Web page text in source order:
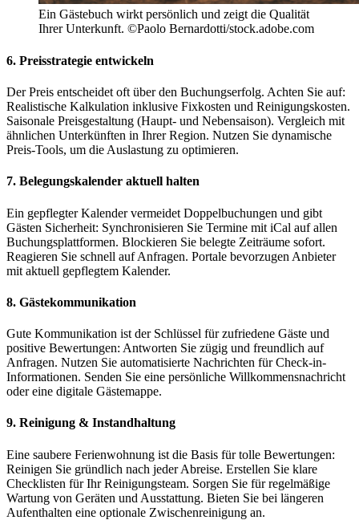
Ein Gästebuch wirkt persönlich und zeigt die Qualität
Ihrer Unterkunft. ©Paolo Bernardotti/stock.adobe.com
6. Preisstrategie entwickeln
Der Preis entscheidet oft über den Buchungserfolg. Achten Sie auf:
Realistische Kalkulation inklusive Fixkosten und Reinigungskosten.
Saisonale Preisgestaltung (Haupt- und Nebensaison). Vergleich mit
ähnlichen Unterkünften in Ihrer Region. Nutzen Sie dynamische
Preis-Tools, um die Auslastung zu optimieren.
7. Belegungskalender aktuell halten
Ein gepflegter Kalender vermeidet Doppelbuchungen und gibt
Gästen Sicherheit: Synchronisieren Sie Termine mit iCal auf allen
Buchungsplattformen. Blockieren Sie belegte Zeiträume sofort.
Reagieren Sie schnell auf Anfragen. Portale bevorzugen Anbieter
mit aktuell gepflegtem Kalender.
8. Gästekommunikation
Gute Kommunikation ist der Schlüssel für zufriedene Gäste und
positive Bewertungen: Antworten Sie zügig und freundlich auf
Anfragen. Nutzen Sie automatisierte Nachrichten für Check-in-
Informationen. Senden Sie eine persönliche Willkommensnachricht
oder eine digitale Gästemappe.
9. Reinigung & Instandhaltung
Eine saubere Ferienwohnung ist die Basis für tolle Bewertungen:
Reinigen Sie gründlich nach jeder Abreise. Erstellen Sie klare
Checklisten für Ihr Reinigungsteam. Sorgen Sie für regelmäßige
Wartung von Geräten und Ausstattung. Bieten Sie bei längeren
Aufenthalten eine optionale Zwischenreinigung an.